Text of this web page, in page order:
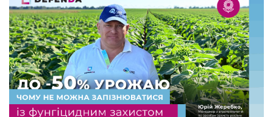
ІНШЕ
UA EN PL
КУПИТИ
ОНЛАЙН